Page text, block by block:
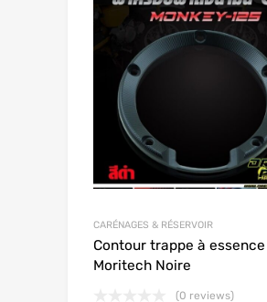
CARÉNAGES & RÉSERVOIR
Contour trappe à essence
Moritech Noire
(0 reviews)